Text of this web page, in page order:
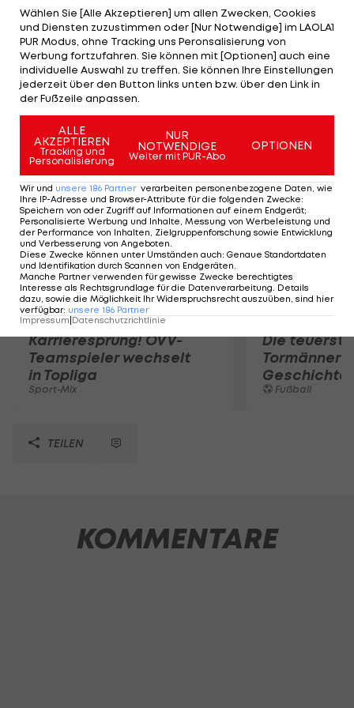
die US Open stellt sich entweder Alejandro Falla
oder ein Qualifikant in den Weg. Bei einem
Aufstieg ins Achtelfinale droht ein Duell mit John
Isner (USA-3). Ebenfalls In North Carolina am Start
ist Dominic Thiem, der sich durch die Quali
kämpfen muss.
Mehr zum Thema
Karrieresprung! ÖVV-
Teamspieler wechselt
in Topliga
Sport-Mix
Die
Tormänner
Geschichte
Fußball
TEILEN
KOMMENTARE
Wählen Sie [Alle Akzeptieren] um allen Zwecken, Cookies
und Diensten zuzustimmen oder [Nur Notwendige] im LAOLA1
PUR Modus, ohne Tracking uns Peronsalisierung von
Werbung fortzufahren. Sie können mit [Optionen] auch eine
individuelle Auswahl zu treffen. Sie können Ihre Einstellungen
jederzeit über den Button links unten bzw. über den Link in
der Fußzeile anpassen.
ALLE
AKZEPTIEREN
Tracking und
Personalisierung
NUR
NOTWENDIGE
Weiter mit PUR-Abo
OPTIONEN
Wir und unsere 186 Partner verarbeiten personenbezogene Daten, wie
Ihre IP-Adresse und Browser-Attribute für die folgenden Zwecke:
Speichern von oder Zugriff auf Informationen auf einem Endgerät;
Personalisierte Werbung und Inhalte, Messung von Werbeleistung und
der Performance von Inhalten, Zielgruppenforschung sowie Entwicklung
und Verbesserung von Angeboten.
Diese Zwecke können unter Umständen auch: Genaue Standortdaten
und Identifikation durch Scannen von Endgeräten.
Manche Partner verwenden für gewisse Zwecke berechtigtes
Interesse als Rechtsgrundlage für die Datenverarbeitung. Details
dazu, sowie die Möglichkeit Ihr Widerspruchsrecht auszuüben, sind hier
verfügbar: unsere 186 Partner
Impressum Datenschutzrichtlinie